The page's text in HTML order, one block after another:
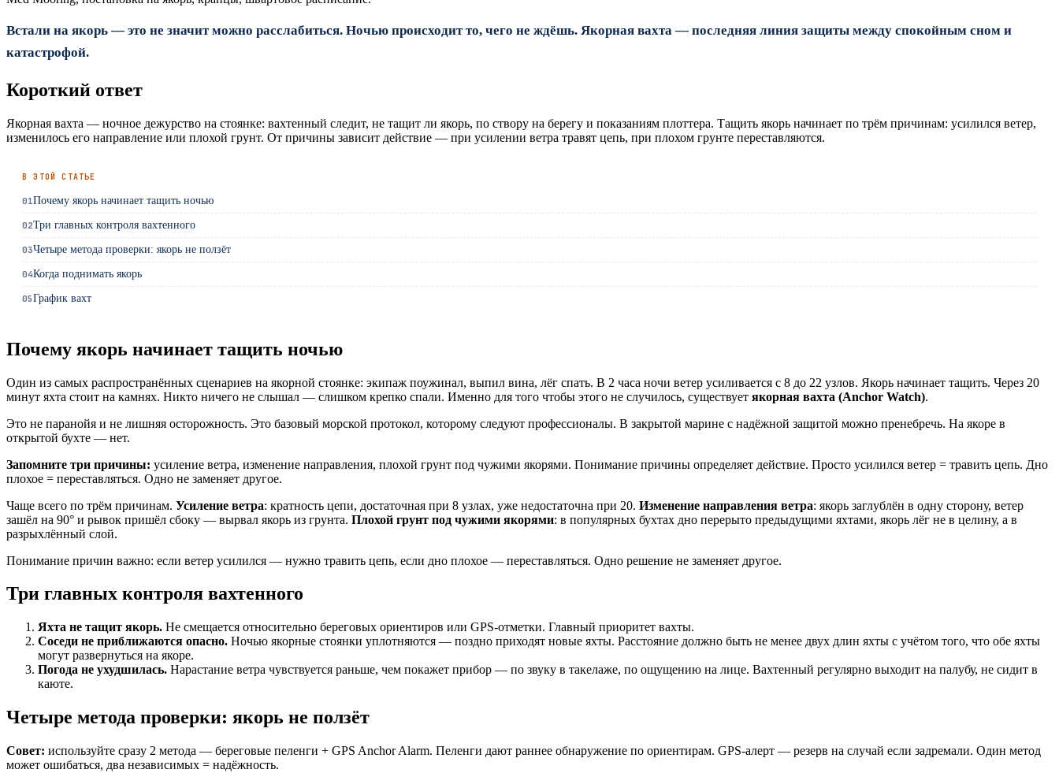
Встали на якорь — это не значит можно расслабиться. Ночью происходит то, чего не ждёшь. Якорная вахта — последняя линия защиты между спокойным сном и
катастрофой.
Короткий ответ
Якорная вахта — ночное дежурство на стоянке: вахтенный следит, не тащит ли якорь, по створу на берегу и показаниям плоттера. Тащить якорь начинает по трём причинам: усилился ветер,
изменилось его направление или плохой грунт. От причины зависит действие — при усилении ветра травят цепь, при плохом грунте переставляются.
В ЭТОЙ СТАТЬЕ
01Почему якорь начинает тащить ночью
02Три главных контроля вахтенного
03Четыре метода проверки: якорь не ползёт
04Когда поднимать якорь
05График вахт
Почему якорь начинает тащить ночью
Один из самых распространённых сценариев на якорной стоянке: экипаж поужинал, выпил вина, лёг спать. В 2 часа ночи ветер усиливается с 8 до 22 узлов. Якорь начинает тащить. Через 20
минут яхта стоит на камнях. Никто ничего не слышал — слишком крепко спали. Именно для того чтобы этого не случилось, существует якорная вахта (Anchor Watch).
Это не паранойя и не лишняя осторожность. Это базовый морской протокол, которому следуют профессионалы. В закрытой марине с надёжной защитой можно пренебречь. На якоре в
открытой бухте — нет.
Запомните три причины: усиление ветра, изменение направления, плохой грунт под чужими якорями. Понимание причины определяет действие. Просто усилился ветер = травить цепь. Дно
плохое = переставляться. Одно не заменяет другое.
Чаще всего по трём причинам. Усиление ветра: кратность цепи, достаточная при 8 узлах, уже недостаточна при 20. Изменение направления ветра: якорь заглублён в одну сторону, ветер
зашёл на 90° и рывок пришёл сбоку — вырвал якорь из грунта. Плохой грунт под чужими якорями: в популярных бухтах дно перерыто предыдущими яхтами, якорь лёг не в целину, а в
разрыхлённый слой.
Понимание причин важно: если ветер усилился — нужно травить цепь, если дно плохое — переставляться. Одно решение не заменяет другое.
Три главных контроля вахтенного
Яхта не тащит якорь. Не смещается относительно береговых ориентиров или GPS-отметки. Главный приоритет вахты.
Соседи не приближаются опасно. Ночью якорные стоянки уплотняются — поздно приходят новые яхты. Расстояние должно быть не менее двух длин яхты с учётом того, что обе яхты
могут развернуться на якоре.
Погода не ухудшилась. Нарастание ветра чувствуется раньше, чем покажет прибор — по звуку в такелаже, по ощущению на лице. Вахтенный регулярно выходит на палубу, не сидит в
каюте.
Четыре метода проверки: якорь не ползёт
Совет: используйте сразу 2 метода — береговые пеленги + GPS Anchor Alarm. Пеленги дают раннее обнаружение по ориентирам. GPS-алерт — резерв на случай если задремали. Один метод
может ошибаться, два независимых = надёжность.